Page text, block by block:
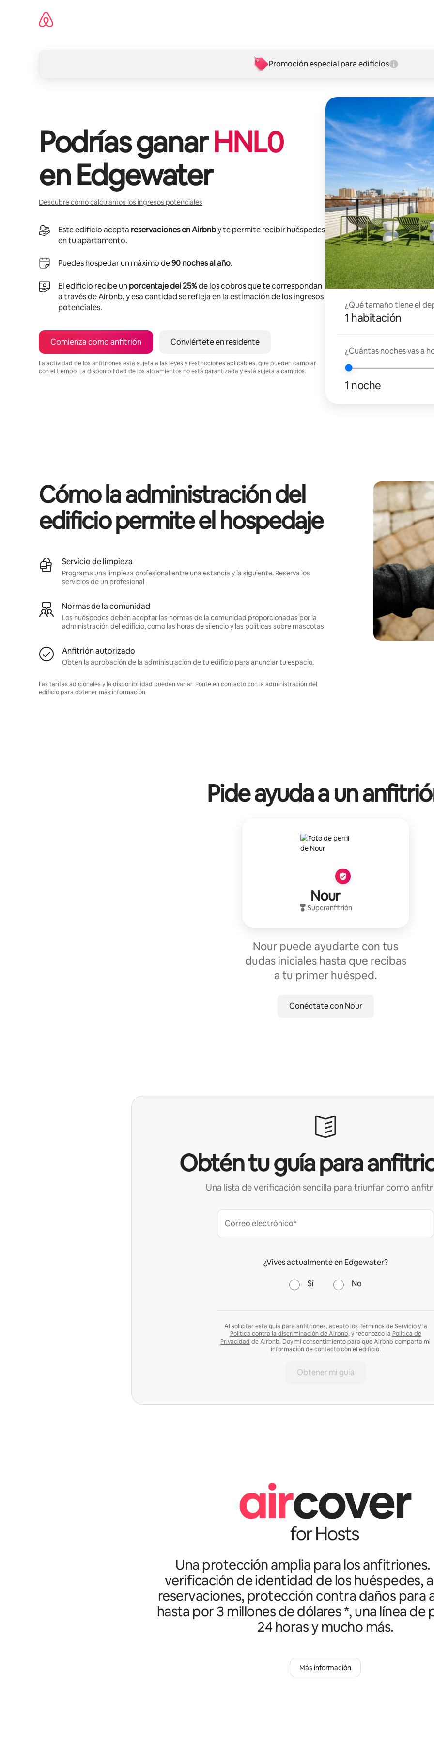
Promoción especial para edificios
Podrías ganarHNL0
enEdgewater
Descubre cómo calculamos los ingresos potenciales
Este edificio acepta reservaciones en Airbnby te permite recibir huéspedes
en tu apartamento.
Puedes hospedar un máximo de90 noches al año.
El edificio recibe unporcentaje del 25%de los cobros que te correspondan
a través de Airbnb, y esa cantidad se refleja en la estimación de los ingresos
potenciales.
Comienza como anfitrión Conviértete en residente
La actividad de los anfitriones está sujeta a las leyes y restricciones aplicables, que pueden cambiar
con el tiempo. La disponibilidad de los alojamientos no está garantizada y está sujeta a cambios.
¿Qué tamaño tiene el
1 habitación
¿Cuántas noches vas a
1 noche
Cómo la administración del
edificio permite el hospedaje
Servicio de limpieza
Programa una limpieza profesional entre una estancia y la siguiente. Reserva los
servicios de un profesional
Normas de la comunidad
Los huéspedes deben aceptar las normas de la comunidad proporcionadas por la
administración del edificio, como las horas de silencio y las políticas sobre mascotas.
Anfitrión autorizado
Obtén la aprobación de la administración de tu edificio para anunciar tu espacio.
Las tarifas adicionales y la disponibilidad pueden variar. Ponte en contacto con la administración del
edificio para obtener más información.
Pide ayuda a un
Nour
Superanfitrión
Nour puede ayudarte con tus
dudas iniciales hasta que recibas
a tu primer huésped.
Conéctate con Nour
Obtén tu guía para
Una lista de verificación sencilla para triunfar como
Correo electrónico*
¿Vives actualmente en Edgewater?
Sí No
Al solicitar esta guía para anfitriones, acepto los Términos de Servicioy la
Política contra la discriminación de Airbnb,y reconozco la Política de
Privacidad de Airbnb. Doy mi consentimiento para que Airbnb comparta mi
información de contacto con el edificio.
Obtener mi guía
Una protección amplia para los anfitriones.
verificación de identidad de los huéspedes,
reservaciones, protección contra daños para
hasta por 3 millones de dólares *, una línea
24 horas y mucho más.
Más información